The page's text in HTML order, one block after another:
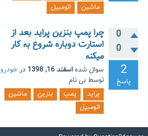
ماشین
اتومبیل
0
0
2
پاسخ
چرا پمپ بنزین پراید بعد از
استارت دوباره شروع به کار
میکنه
سوال شدهاسفند 16, 1398 درخودرو
توسط بی نام
پراید
پمپ بنزین
ماشین
اتومبیل